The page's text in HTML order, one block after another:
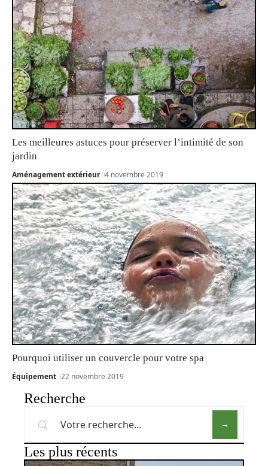
Les meilleures astuces pour préserver l’intimité de son
jardin
Aménagement extérieur 4 novembre 2019
Pourquoi utiliser un couvercle pour votre spa
Équipement 22 novembre 2019
Recherche
Les plus récents